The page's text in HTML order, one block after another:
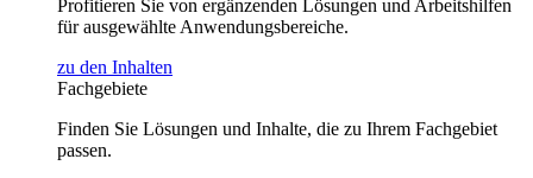
Profitieren Sie von ergänzenden Lösungen und Arbeitshilfen
für ausgewählte Anwendungsbereiche.
zu den Inhalten
Fachgebiete
Finden Sie Lösungen und Inhalte, die zu Ihrem Fachgebiet
passen.